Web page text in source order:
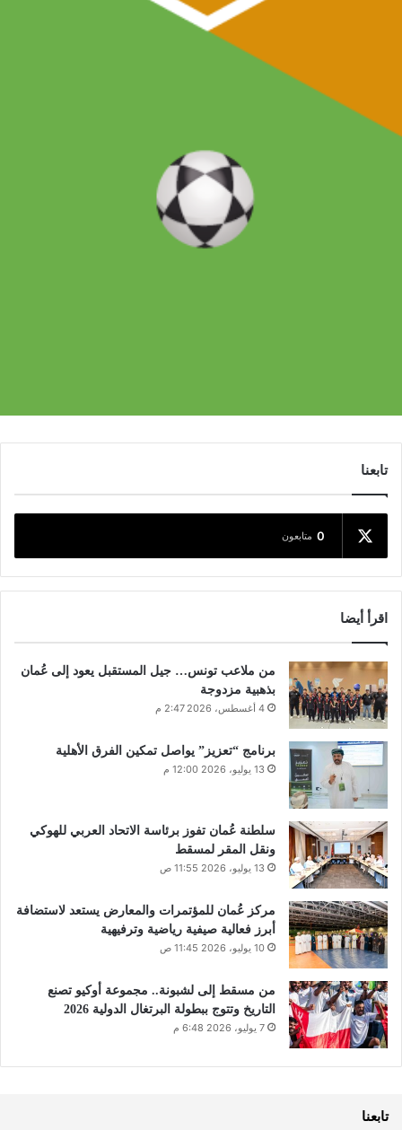
تابعنا
0 متابعون
اقرأ أيضا
من ملاعب تونس… جيل المستقبل يعود إلى عُمان
بذهبية مزدوجة
4 أغسطس، 2026 2:47 م
برنامج “تعزيز” يواصل تمكين الفرق الأهلية
13 يوليو، 2026 12:00 م
سلطنة عُمان تفوز برئاسة الاتحاد العربي للهوكي
ونقل المقر لمسقط
13 يوليو، 2026 11:55 ص
مركز عُمان للمؤتمرات والمعارض يستعد لاستضافة
أبرز فعالية صيفية رياضية وترفيهية
10 يوليو، 2026 11:45 ص
من مسقط إلى لشبونة.. مجموعة أوكيو تصنع
التاريخ وتتوج ببطولة البرتغال الدولية 2026
7 يوليو، 2026 6:48 م
تابعنا